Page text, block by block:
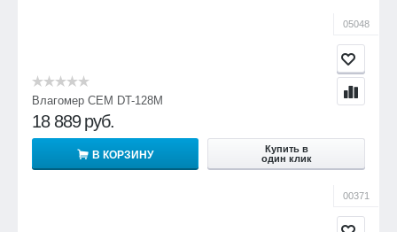
05048
Влагомер CEM DT-128M
18 889 руб.
В КОРЗИНУ
Купить в
один клик
00371